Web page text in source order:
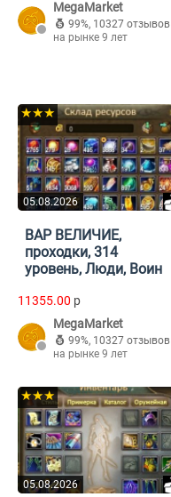
MegaMarket
99%, 10327 отзывов
на рынке 9 лет
05.08.2026
★★★
ВАР ВЕЛИЧИЕ,
проходки, 314
уровень, Люди, Воин
11355.00 p
MegaMarket
99%, 10327 отзывов
на рынке 9 лет
05.08.2026
★★★